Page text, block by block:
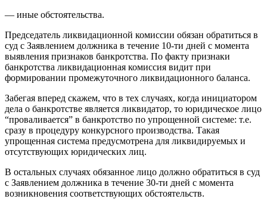
— иные обстоятельства.
Председатель ликвидационной комиссии обязан обратиться в
суд с Заявлением должника в течение 10-ти дней с момента
выявления признаков банкротства. По факту признаки
банкротства ликвидационная комиссия видит при
формировании промежуточного ликвидационного баланса.
Забегая вперед скажем, что в тех случаях, когда инициатором
дела о банкротстве является ликвидатор, то юридическое лицо
“проваливается” в банкротство по упрощенной системе: т.е.
сразу в процедуру конкурсного производства. Такая
упрощенная система предусмотрена для ликвидируемых и
отсутствующих юридических лиц.
В остальных случаях обязанное лицо должно обратиться в суд
с Заявлением должника в течение 30-ти дней с момента
возникновения соответствующих обстоятельств.